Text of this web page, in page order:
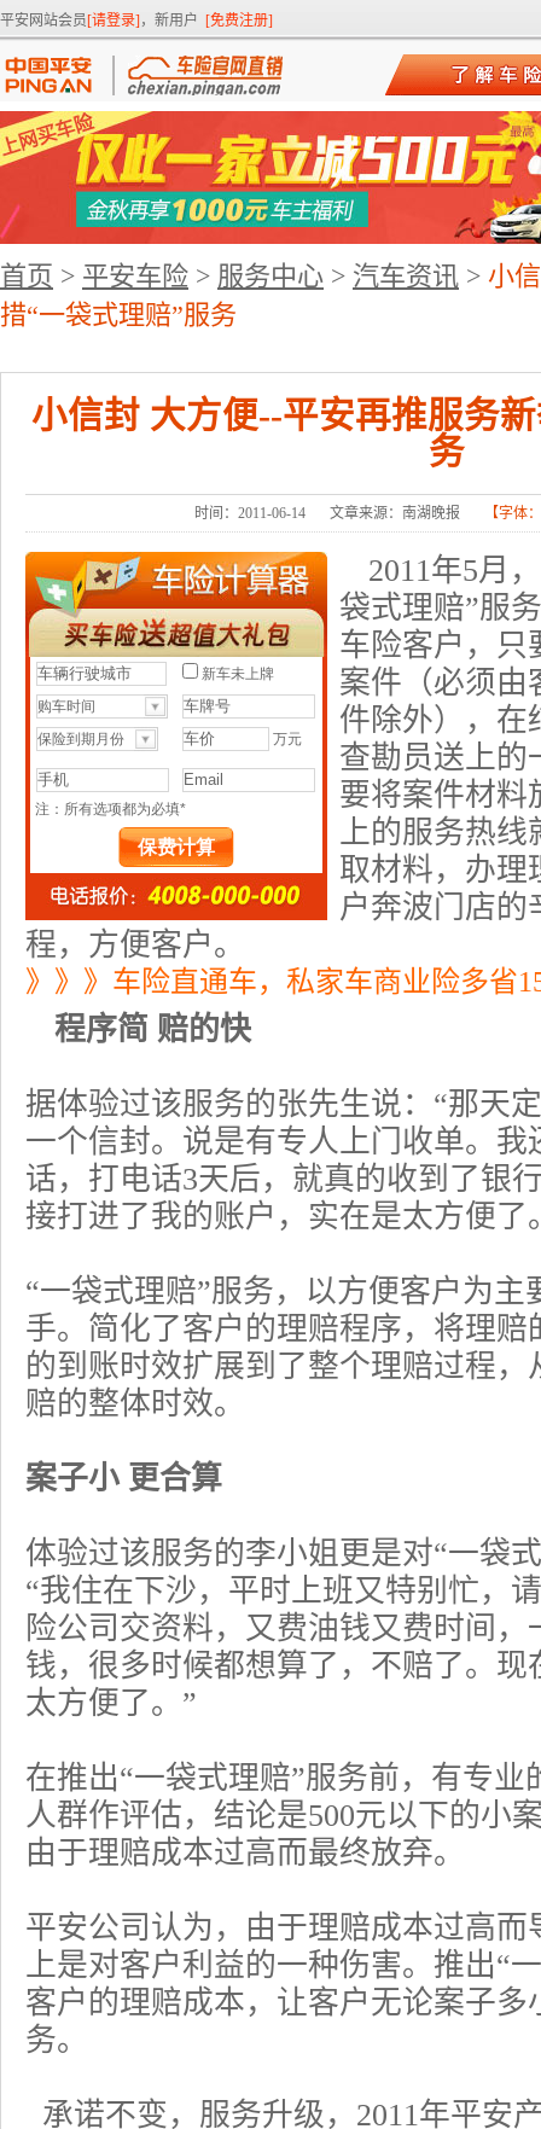
平安网站会员[请登录] ，新用户 [免费注册]
首页 > 平安车险 > 服务中心 > 汽车资讯 > 小
措“一袋式理赔”服务
小信封 大方便--平安再推服务
务
时间：2011-06-14 文章来源：南湖晚报 【字体
2011年5月，
袋式理赔”服
车险客户，只
案件（必须由
件除外），在
查勘员送上的
要将案件材料
上的服务热线
取材料，办理
户奔波门店的
程，方便客户。
》》》车险直通车，私家车商业险多省
程序简 赔的快
据体验过该服务的张先生说：“那天
一个信封。说是有专人上门收单。
话，打电话3天后，就真的收到了银
接打进了我的账户，实在是太方便了
“一袋式理赔”服务，以方便客户为
手。简化了客户的理赔程序，将理
的到账时效扩展到了整个理赔过程
赔的整体时效。
案子小 更合算
体验过该服务的李小姐更是对“一袋
“我住在下沙，平时上班又特别忙，
险公司 交资料，又费油钱又费时间
钱，很多时候都想算了，不赔了。
太方便了。”
在推出“一袋式理赔”服务前，有专
人群作评估，结论是500元以下的小
由于理赔成本过高而最终放弃。
平安公司认为，由于理赔成本过高
上是对客户利益的一种伤害。推出“
客户的理赔成本，让客户无论案子
务。
承诺不变，服务升级，2011年平安